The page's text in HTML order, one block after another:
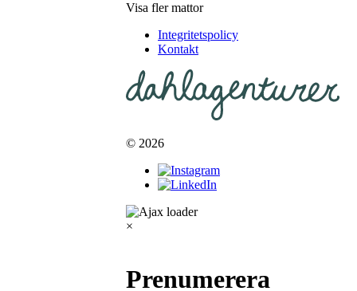
Visa fler mattor
Integritetspolicy
Kontakt
© 2026
×
Prenumerera